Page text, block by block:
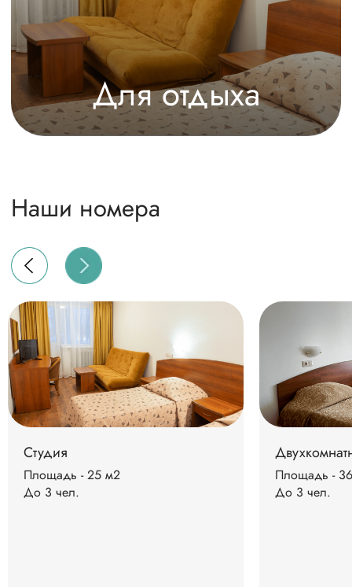
Студия
Площадь - 25 м2
До 3 чел.
Площадь -
До 3 чел.
Официальный сайт
Политика в отношении обработки
персональных данных
Согласие на обработку персональных
данных
+7 (985) 700-55-22
Ресепшн
info@ognikovo.ru
только для направления заявок
secretary@ognikovo.ru
по всем остальным вопросам